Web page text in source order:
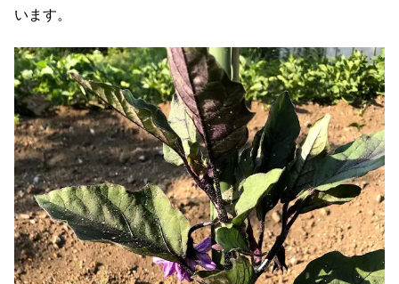
います。